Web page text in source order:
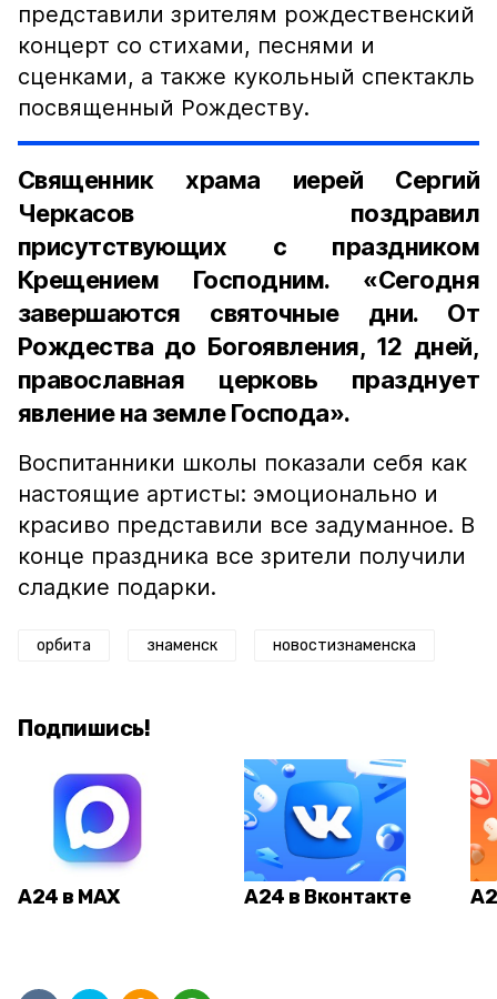
представили зрителям рождественский
концерт со стихами, песнями и
сценками, а также кукольный спектакль
посвященный Рождеству.
Священник храма иерей Сергий
Черкасов поздравил
присутствующих с праздником
Крещением Господним. «Сегодня
завершаются святочные дни. От
Рождества до Богоявления, 12 дней,
православная церковь празднует
явление на земле Господа».
Воспитанники школы показали себя как
настоящие артисты: эмоционально и
красиво представили все задуманное. В
конце праздника все зрители получили
сладкие подарки.
орбита знаменск новостизнаменска
Подпишись!
А24 в MAX А24 в Вконтакте